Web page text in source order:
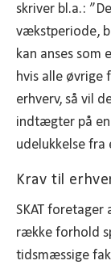
skriver bl.a.:
vækstperiode,
kan anses som
hvis alle øvrige
erhverv, så vil
indtægter på en
udelukkelse fra
Krav til
SKAT foretager
række forhold
tidsmæssige